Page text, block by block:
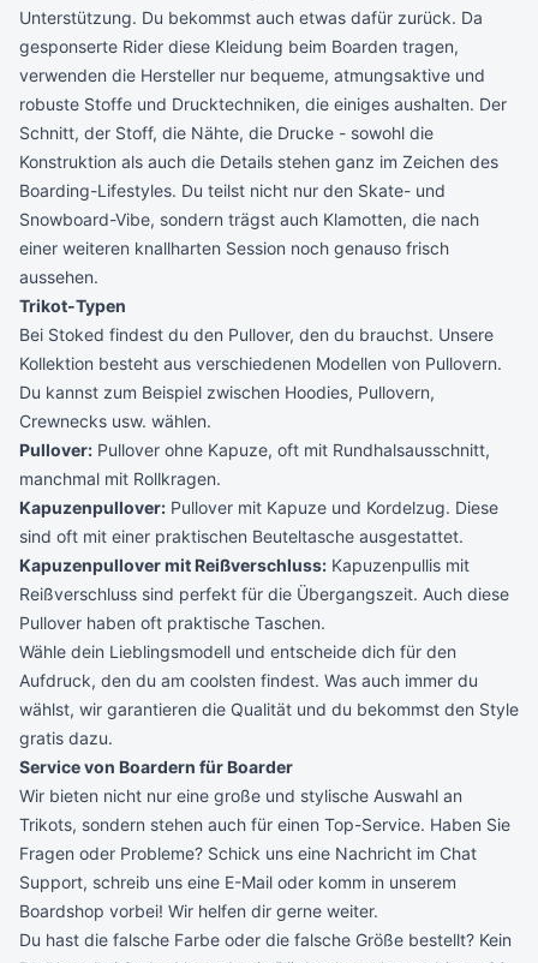
Unterstützung. Du bekommst auch etwas dafür zurück. Da
gesponserte Rider diese Kleidung beim Boarden tragen,
verwenden die Hersteller nur bequeme, atmungsaktive und
robuste Stoffe und Drucktechniken, die einiges aushalten. Der
Schnitt, der Stoff, die Nähte, die Drucke - sowohl die
Konstruktion als auch die Details stehen ganz im Zeichen des
Boarding-Lifestyles. Du teilst nicht nur den Skate- und
Snowboard-Vibe, sondern trägst auch Klamotten, die nach
einer weiteren knallharten Session noch genauso frisch
aussehen.
Trikot-Typen
Bei Stoked findest du den Pullover, den du brauchst. Unsere
Kollektion besteht aus verschiedenen Modellen von Pullovern.
Du kannst zum Beispiel zwischen Hoodies, Pullovern,
Crewnecks usw. wählen.
Pullover: Pullover ohne Kapuze, oft mit Rundhalsausschnitt,
manchmal mit Rollkragen.
Kapuzenpullover: Pullover mit Kapuze und Kordelzug. Diese
sind oft mit einer praktischen Beuteltasche ausgestattet.
Kapuzenpullover mit Reißverschluss: Kapuzenpullis mit
Reißverschluss sind perfekt für die Übergangszeit. Auch diese
Pullover haben oft praktische Taschen.
Wähle dein Lieblingsmodell und entscheide dich für den
Aufdruck, den du am coolsten findest. Was auch immer du
wählst, wir garantieren die Qualität und du bekommst den Style
gratis dazu.
Service von Boardern für Boarder
Wir bieten nicht nur eine große und stylische Auswahl an
Trikots, sondern stehen auch für einen Top-Service. Haben Sie
Fragen oder Probleme? Schick uns eine Nachricht im Chat
Support, schreib uns eine E-Mail oder komm in unserem
Boardshop vorbei! Wir helfen dir gerne weiter.
Du hast die falsche Farbe oder die falsche Größe bestellt? Kein